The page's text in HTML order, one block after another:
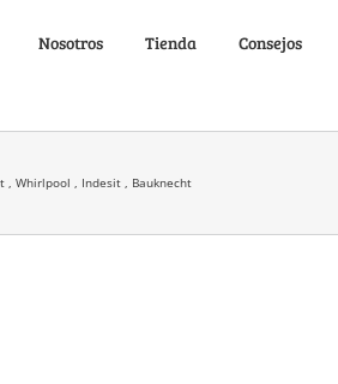
Nosotros Tienda Consejos
, Whirlpool , Indesit , Bauknecht